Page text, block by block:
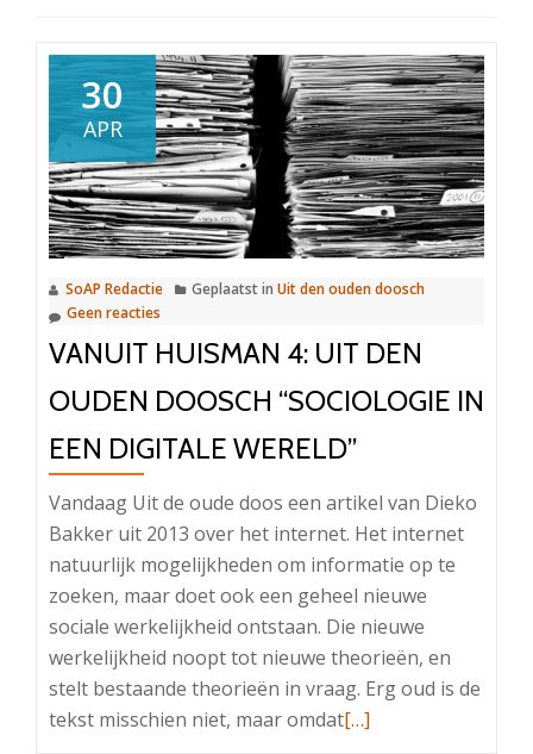
30
APR
SoAP Redactie Geplaatst in Uit den ouden doosch
Geen reacties
VANUIT HUISMAN 4: UIT DEN
OUDEN DOOSCH “SOCIOLOGIE IN
EEN DIGITALE WERELD”
Vandaag Uit de oude doos een artikel van Dieko
Bakker uit 2013 over het internet. Het internet
natuurlijk mogelijkheden om informatie op te
zoeken, maar doet ook een geheel nieuwe
sociale werkelijkheid ontstaan. Die nieuwe
werkelijkheid noopt tot nieuwe theorieën, en
stelt bestaande theorieën in vraag. Erg oud is de
tekst misschien niet, maar omdatLees
[…]